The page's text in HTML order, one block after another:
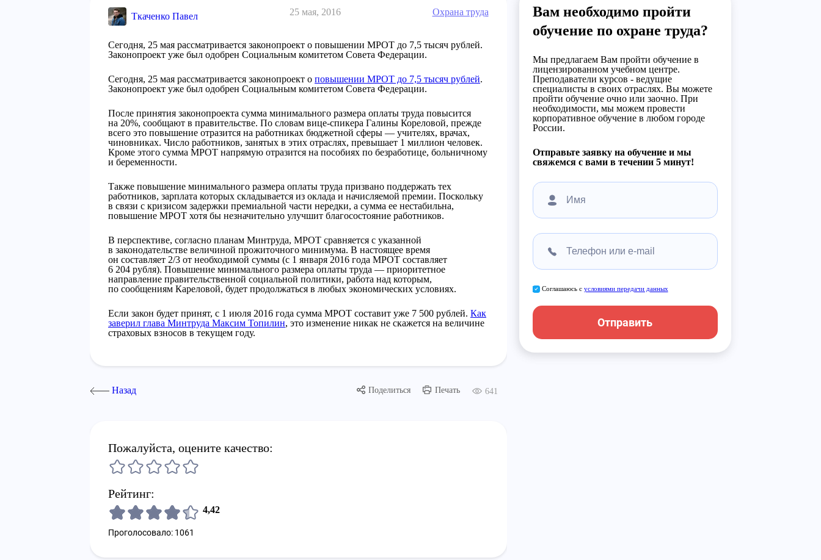
Ткаченко Павел 25 мая, 2016 Охрана труда
Сегодня, 25 мая рассматривается законопроект о повышении МРОТ до 7,5 тысяч рублей.
Законопроект уже был одобрен Социальным комитетом Совета Федерации.
Сегодня, 25 мая рассматривается законопроект о повышении МРОТ до 7,5 тысяч рублей.
Законопроект уже был одобрен Социальным комитетом Совета Федерации.
После принятия законопроекта сумма минимального размера оплаты труда повысится
на 20%, сообщают в правительстве. По словам вице-спикера Галины Кореловой, прежде
всего это повышение отразится на работниках бюджетной сферы — учителях, врачах,
чиновниках. Число работников, занятых в этих отраслях, превышает 1 миллион человек.
Кроме этого сумма МРОТ напрямую отразится на пособиях по безработице, больничному
и беременности.
Также повышение минимального размера оплаты труда призвано поддержать тех
работников, зарплата которых складывается из оклада и начисляемой премии. Поскольку
в связи с кризисом задержки премиальной части нередки, а сумма ее нестабильна,
повышение МРОТ хотя бы незначительно улучшит благосостояние работников.
В перспективе, согласно планам Минтруда, МРОТ сравняется с указанной
в законодательстве величиной прожиточного минимума. В настоящее время
он составляет 2/3 от необходимой суммы (с 1 января 2016 года МРОТ составляет
6 204 рубля). Повышение минимального размера оплаты труда — приоритетное
направление правительственной социальной политики, работа над которым,
по сообщениям Кареловой, будет продолжаться в любых экономических условиях.
Если закон будет принят, с 1 июля 2016 года сумма МРОТ составит уже 7 500 рублей. Как
заверил глава Минтруда Максим Топилин, это изменение никак не скажется на величине
страховых взносов в текущем году.
Назад Поделиться Печать 641
Пожалуйста, оцените качество:
Рейтинг:
4,42
Проголосовало: 1061
Вам необходимо пройти
обучение по охране труда?
Мы предлагаем Вам пройти обучение в
лицензированном учебном центре.
Преподаватели курсов - ведущие
специалисты в своих отраслях. Вы можете
пройти обучение очно или заочно. При
необходимости, мы можем провести
корпоративное обучение в любом городе
России.
Отправьте заявку на обучение и мы
свяжемся с вами в течении 5 минут!
Соглашаюсь с условиями передачи данных
Отправить